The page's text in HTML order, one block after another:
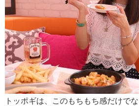
トッポギは、このもちもち感だけで